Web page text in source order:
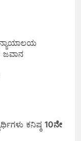
ಜವಾನ
ಕನಿಷ್ಠ 10ನೇ